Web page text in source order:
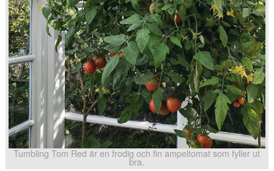
Tumbling Tom Red är en frodig och fin ampeltomat som fyller ut
bra.